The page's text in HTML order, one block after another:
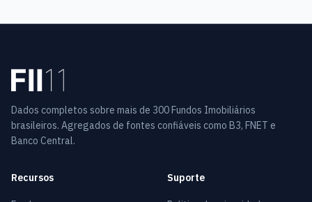
Dados completos sobre mais de 300 Fundos Imobiliários
brasileiros. Agregados de fontes confiáveis como B3, FNET e
Banco Central.
Recursos Suporte